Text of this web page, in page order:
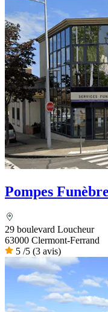
Pompes
29 boulevard Loucheur
63000 Clermont-Ferrand
5 /5 (3 avis)